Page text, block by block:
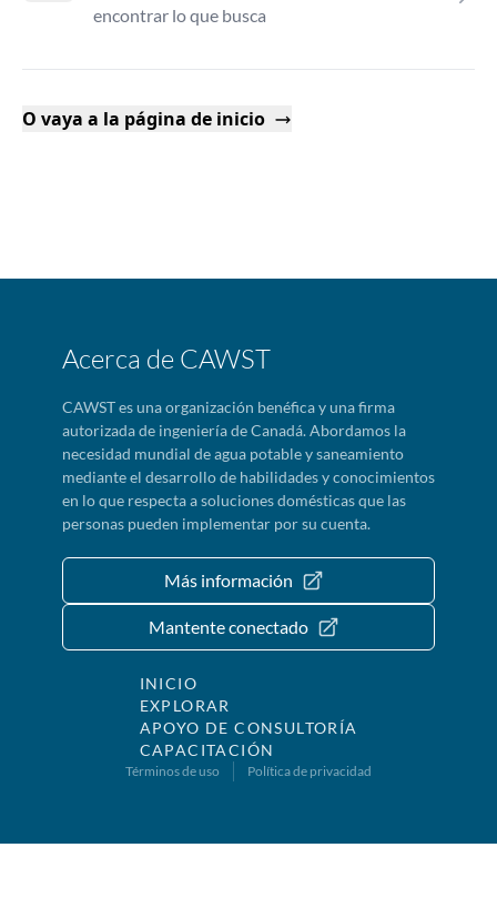
encontrar lo que busca
O vaya a la página de inicio
Acerca de CAWST
CAWST es una organización benéfica y una firma
autorizada de ingeniería de Canadá. Abordamos la
necesidad mundial de agua potable y saneamiento
mediante el desarrollo de habilidades y conocimientos
en lo que respecta a soluciones domésticas que las
personas pueden implementar por su cuenta.
Más información
Mantente conectado
INICIO
EXPLORAR
APOYO DE CONSULTORÍA
CAPACITACIÓN
Términos de uso Política de privacidad